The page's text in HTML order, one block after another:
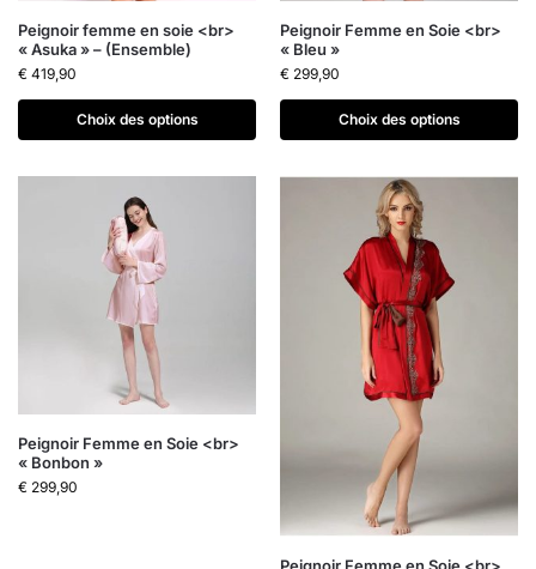
Peignoir femme en soie <br>
« Asuka » – (Ensemble)
€ 419,90
Choix des options
Peignoir Femme en Soie <br>
« Bleu »
€ 299,90
Choix des options
Peignoir Femme en Soie <br>
« Bonbon »
€ 299,90